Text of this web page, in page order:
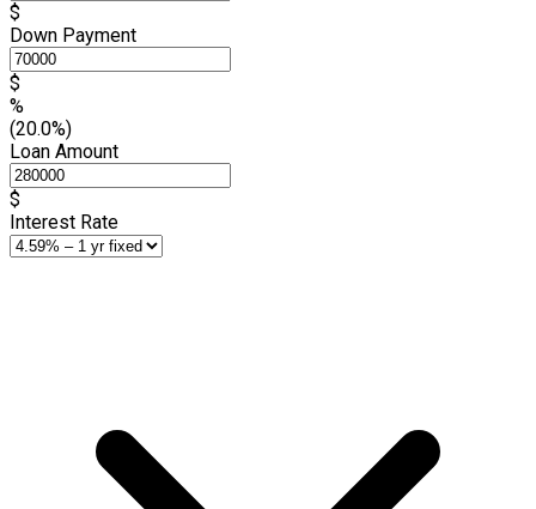
$
Down Payment
$
%
(20.0%)
Loan Amount
$
Interest Rate